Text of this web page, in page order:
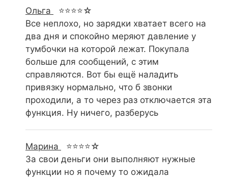
Ольга
⭐⭐⭐⭐☆
Все неплохо, но зарядки хватает всего на
два дня и спокойно меряют давление у
тумбочки на которой лежат. Покупала
больше для сообщений, с этим
справляются. Вот бы ещё наладить
привязку нормально, что б звонки
проходили, а то через раз отключается эта
функция. Ну ничего, разберусь
Марина
⭐⭐⭐⭐☆
За свои деньги они выполняют нужные
функции но я почему то ожидала